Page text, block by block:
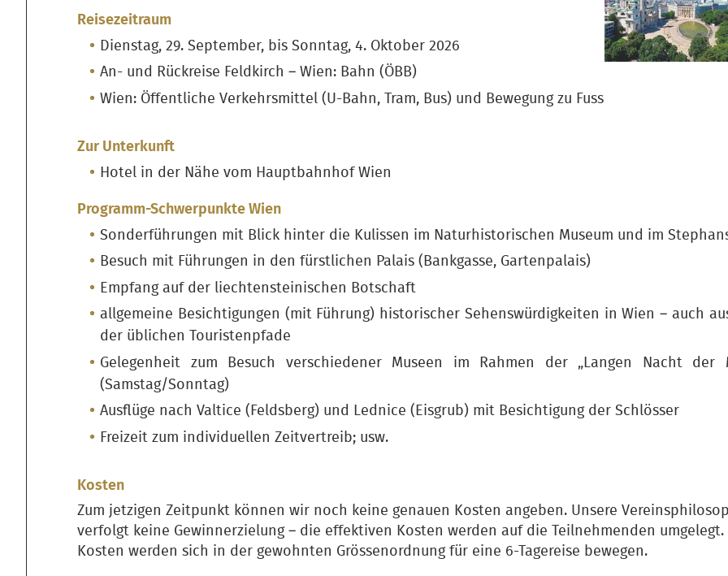
Reisezeitraum
Dienstag, 29. September, bis Sonntag, 4. Oktober 2026
An- und Rückreise Feldkirch – Wien: Bahn (ÖBB)
Wien: Öffentliche Verkehrsmittel (U-Bahn, Tram, Bus) und Bewegung zu Fuss
Zur Unterkunft
Hotel in der Nähe vom Hauptbahnhof Wien
Programm-Schwerpunkte Wien
Sonderführungen mit Blick hinter die Kulissen im Naturhistorischen Museum und im
Besuch mit Führungen in den fürstlichen Palais (Bankgasse, Gartenpalais)
Empfang auf der liechtensteinischen Botschaft
allgemeine Besichtigungen (mit Führung) historischer Sehenswürdigkeiten in Wien – auch
der üblichen Touristenpfade
Gelegenheit zum Besuch verschiedener Museen im Rahmen der „Langen Nacht der
(Samstag/Sonntag)
Ausflüge nach Valtice (Feldsberg) und Lednice (Eisgrub) mit Besichtigung der Schlösser
Freizeit zum individuellen Zeitvertreib; usw.
Kosten
Zum jetzigen Zeitpunkt können wir noch keine genauen Kosten angeben. Unsere
verfolgt keine Gewinnerzielung – die effektiven Kosten werden auf die Teilnehmenden umgelegt.
Kosten werden sich in der gewohnten Grössenordnung für eine 6-Tagereise bewegen.